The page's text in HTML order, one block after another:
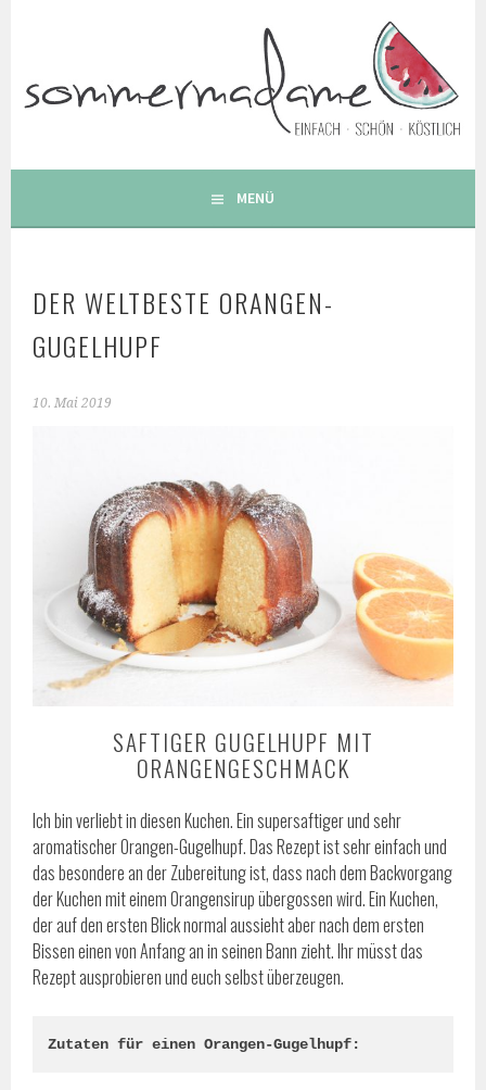
FOODBLOG – GESUNDE LECKERE EINFACHE BUNTE UND
BESONDERE REZEPTE
MENÜ
DER WELTBESTE ORANGEN-
GUGELHUPF
10. Mai 2019
SAFTIGER GUGELHUPF MIT
ORANGENGESCHMACK
Ich bin verliebt in diesen Kuchen. Ein supersaftiger und sehr
aromatischer Orangen-Gugelhupf. Das Rezept ist sehr einfach und
das besondere an der Zubereitung ist, dass nach dem Backvorgang
der Kuchen mit einem Orangensirup übergossen wird. Ein Kuchen,
der auf den ersten Blick normal aussieht aber nach dem ersten
Bissen einen von Anfang an in seinen Bann zieht. Ihr müsst das
Rezept ausprobieren und euch selbst überzeugen.
Zutaten für einen Orangen-Gugelhupf: